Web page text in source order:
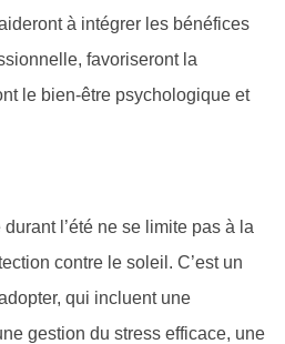
à intégrer les bénéfices
favoriseront la
le bien-être psychologique et
l’été ne se limite pas à la
contre le soleil. C’est un
qui incluent une
gestion du stress efficace, une